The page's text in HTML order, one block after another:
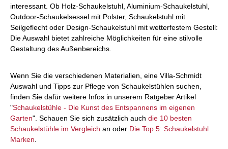
interessant. Ob Holz-Schaukelstuhl, Aluminium-Schaukelstuhl,
Outdoor-Schaukelsessel mit Polster, Schaukelstuhl mit
Seilgeflecht oder Design-Schaukelstuhl mit wetterfestem Gestell:
Die Auswahl bietet zahlreiche Möglichkeiten für eine stilvolle
Gestaltung des Außenbereichs.
Wenn Sie die verschiedenen Materialien, eine Villa-Schmidt
Auswahl und Tipps zur Pflege von Schaukelstühlen suchen,
finden Sie dafür weitere Infos in unserem Ratgeber Artikel
"Schaukelstühle - Die Kunst des Entspannens im eigenen
Garten". Schauen Sie sich zusätzlich auch die 10 besten
Schaukelstühle im Vergleich an oder Die Top 5: Schaukelstuhl
Marken